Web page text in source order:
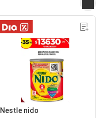
Nestle nido